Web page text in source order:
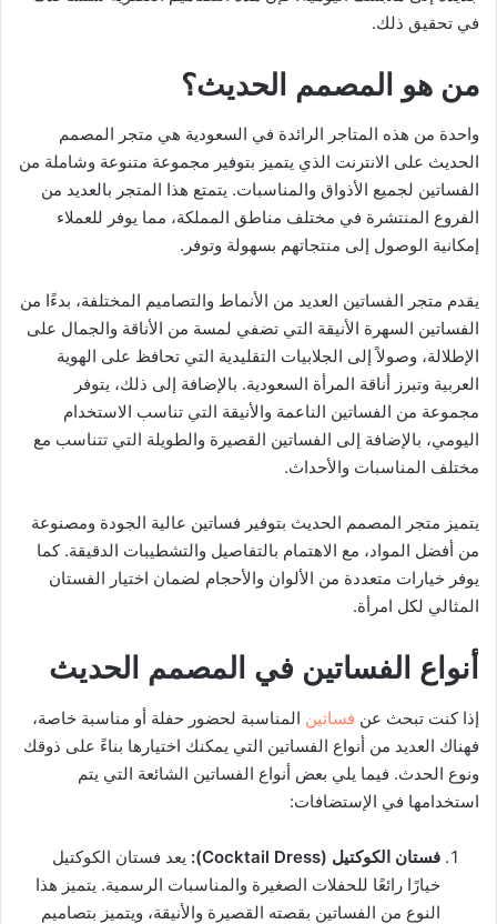
في تحقيق ذلك.
من هو المصمم الحديث؟
واحدة من هذه المتاجر الرائدة في السعودية هي متجر المصمم
الحديث على الانترنت الذي يتميز بتوفير مجموعة متنوعة وشاملة من
الفساتين لجميع الأذواق والمناسبات. يتمتع هذا المتجر بالعديد من
الفروع المنتشرة في مختلف مناطق المملكة، مما يوفر للعملاء
إمكانية الوصول إلى منتجاتهم بسهولة وتوفر.
يقدم متجر الفساتين العديد من الأنماط والتصاميم المختلفة، بدءًا من
الفساتين السهرة الأنيقة التي تضفي لمسة من الأناقة والجمال على
الإطلالة، وصولاً إلى الجلابيات التقليدية التي تحافظ على الهوية
العربية وتبرز أناقة المرأة السعودية. بالإضافة إلى ذلك، يتوفر
مجموعة من الفساتين الناعمة والأنيقة التي تناسب الاستخدام
اليومي، بالإضافة إلى الفساتين القصيرة والطويلة التي تتناسب مع
مختلف المناسبات والأحداث.
يتميز متجر المصمم الحديث بتوفير فساتين عالية الجودة ومصنوعة
من أفضل المواد، مع الاهتمام بالتفاصيل والتشطيبات الدقيقة. كما
يوفر خيارات متعددة من الألوان والأحجام لضمان اختيار الفستان
المثالي لكل امرأة.
أنواع الفساتين في المصمم الحديث
إذا كنت تبحث عن فساتين المناسبة لحضور حفلة أو مناسبة خاصة،
فهناك العديد من أنواع الفساتين التي يمكنك اختيارها بناءً على ذوقك
ونوع الحدث. فيما يلي بعض أنواع الفساتين الشائعة التي يتم
استخدامها في الإستضافات:
فستان الكوكتيل (Cocktail Dress):
يعد فستان الكوكتيل
خيارًا رائعًا للحفلات الصغيرة والمناسبات الرسمية. يتميز هذا
النوع من الفساتين بقصته القصيرة والأنيقة، ويتميز بتصاميم